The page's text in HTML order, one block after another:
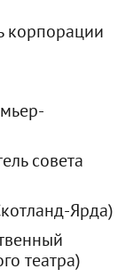
корпорации
совета
Ярда)
театра)